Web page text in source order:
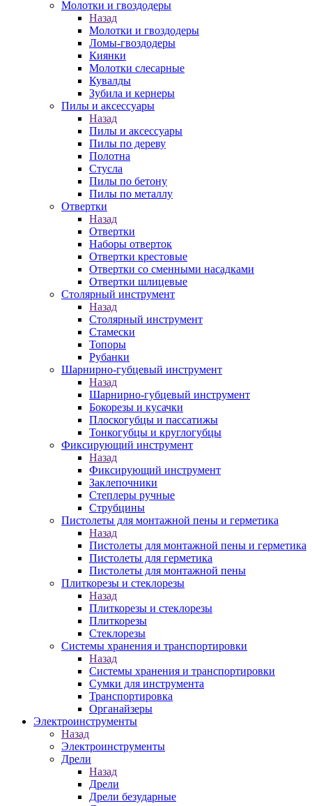
Молотки и гвоздодеры
Назад
Молотки и гвоздодеры
Ломы-гвоздодеры
Киянки
Молотки слесарные
Кувалды
Зубила и кернеры
Пилы и аксессуары
Назад
Пилы и аксессуары
Пилы по дереву
Полотна
Стусла
Пилы по бетону
Пилы по металлу
Отвертки
Назад
Отвертки
Наборы отверток
Отвертки крестовые
Отвертки со сменными насадками
Отвертки шлицевые
Столярный инструмент
Назад
Столярный инструмент
Стамески
Топоры
Рубанки
Шарнирно-губцевый инструмент
Назад
Шарнирно-губцевый инструмент
Бокорезы и кусачки
Плоскогубцы и пассатижы
Тонкогубцы и круглогубцы
Фиксирующий инструмент
Назад
Фиксирующий инструмент
Заклепочники
Степлеры ручные
Струбцины
Пистолеты для монтажной пены и герметика
Назад
Пистолеты для монтажной пены и герметика
Пистолеты для герметика
Пистолеты для монтажной пены
Плиткорезы и стеклорезы
Назад
Плиткорезы и стеклорезы
Плиткорезы
Стеклорезы
Системы хранения и транспортировки
Назад
Системы хранения и транспортировки
Сумки для инструмента
Транспортировка
Органайзеры
Электроинструменты
Назад
Электроинструменты
Дрели
Назад
Дрели
Дрели безударные